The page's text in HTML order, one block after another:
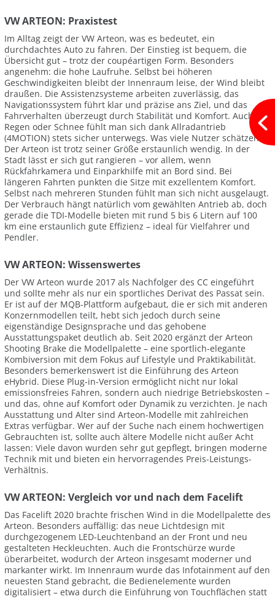
VW ARTEON: Praxistest
Im Alltag zeigt der VW Arteon, was es bedeutet, ein
durchdachtes Auto zu fahren. Der Einstieg ist bequem, die
Übersicht gut – trotz der coupéartigen Form. Besonders
angenehm: die hohe Laufruhe. Selbst bei höheren
Geschwindigkeiten bleibt der Innenraum leise, der Wind bleibt
draußen. Die Assistenzsysteme arbeiten zuverlässig, das
Navigationssystem führt klar und präzise ans Ziel, und das
Fahrverhalten überzeugt durch Stabilität und Komfort. Auch bei
Regen oder Schnee fühlt man sich dank Allradantrieb
(4MOTION) stets sicher unterwegs. Was viele Nutzer schätzen:
Der Arteon ist trotz seiner Größe erstaunlich wendig. In der
Stadt lässt er sich gut rangieren – vor allem, wenn
Rückfahrkamera und Einparkhilfe mit an Bord sind. Bei
längeren Fahrten punkten die Sitze mit exzellentem Komfort.
Selbst nach mehreren Stunden fühlt man sich nicht ausgelaugt.
Der Verbrauch hängt natürlich vom gewählten Antrieb ab, doch
gerade die TDI-Modelle bieten mit rund 5 bis 6 Litern auf 100
km eine erstaunlich gute Effizienz – ideal für Vielfahrer und
Pendler.
VW ARTEON: Wissenswertes
Der VW Arteon wurde 2017 als Nachfolger des CC eingeführt
und sollte mehr als nur ein sportliches Derivat des Passat sein.
Er ist auf der MQB-Plattform aufgebaut, die er sich mit anderen
Konzernmodellen teilt, hebt sich jedoch durch seine
eigenständige Designsprache und das gehobene
Ausstattungspaket deutlich ab. Seit 2020 ergänzt der Arteon
Shooting Brake die Modellpalette – eine sportlich-elegante
Kombiversion mit dem Fokus auf Lifestyle und Praktikabilität.
Besonders bemerkenswert ist die Einführung des Arteon
eHybrid. Diese Plug-in-Version ermöglicht nicht nur lokal
emissionsfreies Fahren, sondern auch niedrige Betriebskosten –
und das, ohne auf Komfort oder Dynamik zu verzichten. Je nach
Ausstattung und Alter sind Arteon-Modelle mit zahlreichen
Extras verfügbar. Wer auf der Suche nach einem hochwertigen
Gebrauchten ist, sollte auch ältere Modelle nicht außer Acht
lassen: Viele davon wurden sehr gut gepflegt, bringen moderne
Technik mit und bieten ein hervorragendes Preis-Leistungs-
Verhältnis.
VW ARTEON: Vergleich vor und nach dem Facelift
Das Facelift 2020 brachte frischen Wind in die Modellpalette des
Arteon. Besonders auffällig: das neue Lichtdesign mit
durchgezogenem LED-Leuchtenband an der Front und neu
gestalteten Heckleuchten. Auch die Frontschürze wurde
überarbeitet, wodurch der Arteon insgesamt moderner und
markanter wirkt. Im Innenraum wurde das Infotainment auf den
neuesten Stand gebracht, die Bedienelemente wurden
digitalisiert – etwa durch die Einführung von Touchflächen statt